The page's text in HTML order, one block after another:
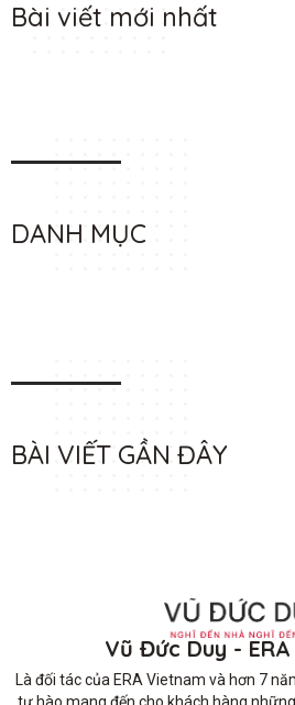
Bài viết mới nhất
DANH MỤC
BÀI VIẾT GẦN ĐÂY
Vũ Đức Duy -
Là đối tác của ERA Vietnam và hơn 7